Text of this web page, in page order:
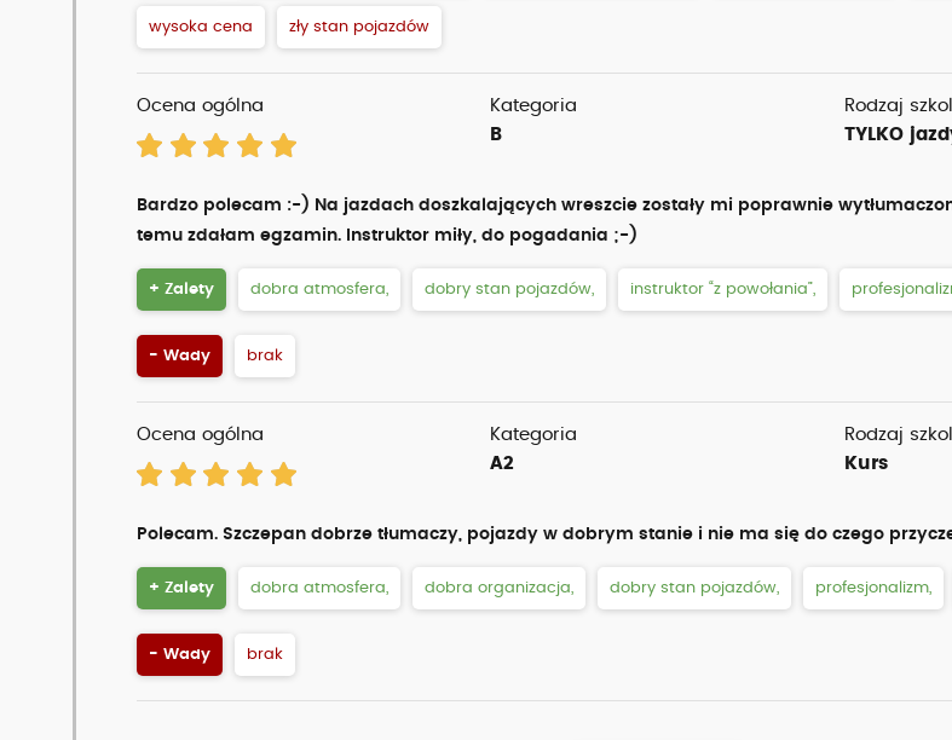
wysoka cena zły stan pojazdów
Ocena ogólna
Kategoria
B
Rodzaj
TYLKO
Bardzo polecam :-) Na jazdach doszkalających wreszcie zostały mi poprawnie
temu zdałam egzamin. Instruktor miły, do pogadania ;-)
+ Zalety dobra atmosfera, dobry stan pojazdów, instruktor “z powołania”,
- Wady brak
Ocena ogólna
Kategoria
A2
Rodzaj
Kurs
Polecam. Szczepan dobrze tłumaczy, pojazdy w dobrym stanie i nie ma się do czego
+ Zalety dobra atmosfera, dobra organizacja, dobry stan pojazdów, profesjonalizm,
- Wady brak